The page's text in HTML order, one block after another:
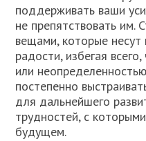
поддерживать ваши
не препятствовать им.
вещами, которые несут
радости, избегая
или
постепенно
для дальнейшего
трудностей, с
будущем.